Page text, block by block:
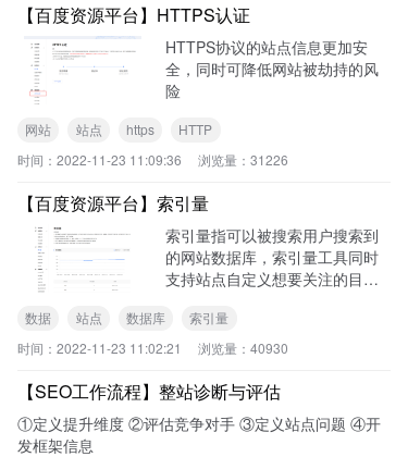
【百度资源平台】HTTPS认证
HTTPS协议的站点信息更加安
全，同时可降低网站被劫持的风
险
网站 站点 https
HTTP
时间： 2022-11-23 11:09:36 浏览量： 31226
【百度资源平台】索引量
索引量指可以被搜索用户搜索到
的网站数据库，索引量工具同时
支持站点自定义想要关注的目
数据 站点 数据库
索引量
时间： 2022-11-23 11:02:21 浏览量： 40930
【SEO工作流程】整站诊断与评估
①定义提升维度 ②评估竞争对手 ③定义站点问题 ④开
发框架信息